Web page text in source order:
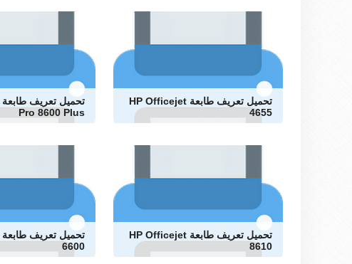
تحميل تعريف طابعة HP Officejet
4655
Pro 8600 Plus
تحميل تعريف طابعة HP Officejet
8610
6600